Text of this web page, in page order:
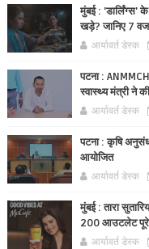
मुंबई : 'डार्लिंग्स'
खड़े? जानिए 7
आर्यावर्त डेस्क
पटना : ANMMCH
स्वास्थ्य मंत्री ने
आर्यावर्त डेस्क
पटना : कृषि
आयोजित
आर्यावर्त डेस्क
मुंबई : तारा
200 आउटलेट पूरे
आर्यावर्त डेस्क